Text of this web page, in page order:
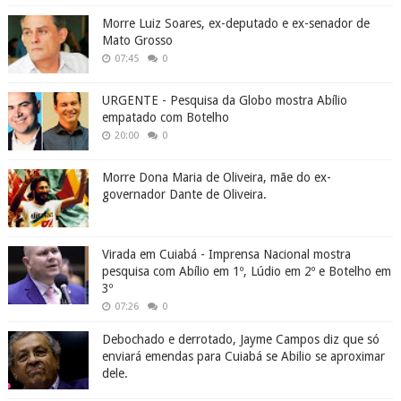
Morre Luiz Soares, ex-deputado e ex-senador de
Mato Grosso
07:45 0
URGENTE - Pesquisa da Globo mostra Abílio
empatado com Botelho
20:00 0
Morre Dona Maria de Oliveira, mãe do ex-
governador Dante de Oliveira.
Virada em Cuiabá - Imprensa Nacional mostra
pesquisa com Abílio em 1º, Lúdio em 2º e Botelho em
3º
07:26 0
Debochado e derrotado, Jayme Campos diz que só
enviará emendas para Cuiabá se Abilio se aproximar
dele.